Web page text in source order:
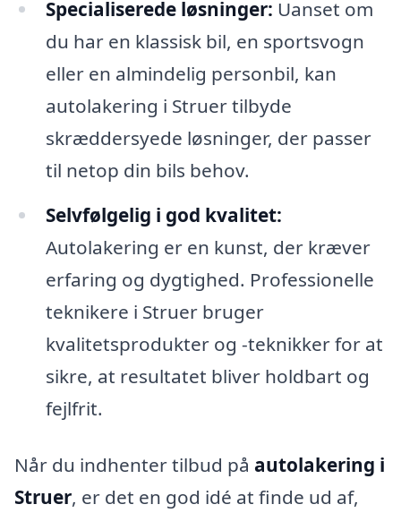
Specialiserede løsninger: Uanset om
du har en klassisk bil, en sportsvogn
eller en almindelig personbil, kan
autolakering i Struer tilbyde
skræddersyede løsninger, der passer
til netop din bils behov.
Selvfølgelig i god kvalitet:
Autolakering er en kunst, der kræver
erfaring og dygtighed. Professionelle
teknikere i Struer bruger
kvalitetsprodukter og -teknikker for at
sikre, at resultatet bliver holdbart og
fejlfrit.
Når du indhenter tilbud på autolakering i
Struer, er det en god idé at finde ud af,